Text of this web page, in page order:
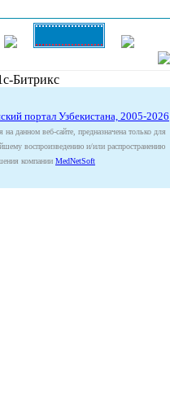
портал Узбекистана, 2005-2026
данном веб-сайте, предназначена только для
воспроизведению и/или распространению
компании MedNetSoft